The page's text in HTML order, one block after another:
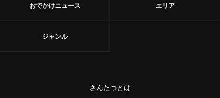
おでかけニュース エリア
ジャンル
さんたつとは